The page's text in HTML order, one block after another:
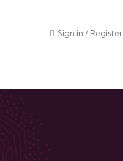
Sign in / Register